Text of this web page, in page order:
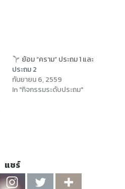
ย้อม “คราม” ประถม 1 และ
ประถม 2
กันยายน 6, 2559
In "กิจกรรมระดับประถม"
แชร์